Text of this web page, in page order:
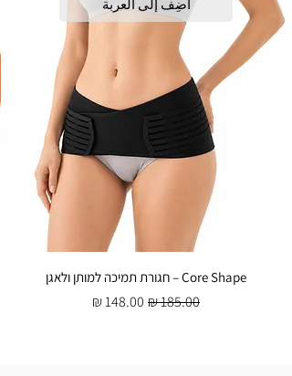
أضِف إلى العربة
Core Shape – חגורת תמיכה למותן ולאגן
سعر عاديسعر البيع